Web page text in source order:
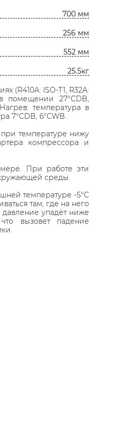
700 мм
256 мм
552 мм
25.5кг
(R410A: ISO-T1, R32A:
помещении 27°СDB,
температура в
7°СDB, 6°СWB.
температуре нижу
компрессора и
При работе эти
среды.
температуре -5°С
там, где на него
давление упадёт ниже
вызовет падение